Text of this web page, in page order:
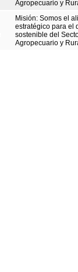
Agropecuario y
Misión: Somos el
estratégico para el
sostenible del
Agropecuario y